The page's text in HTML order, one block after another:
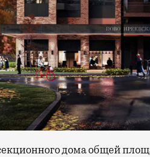
дома общей